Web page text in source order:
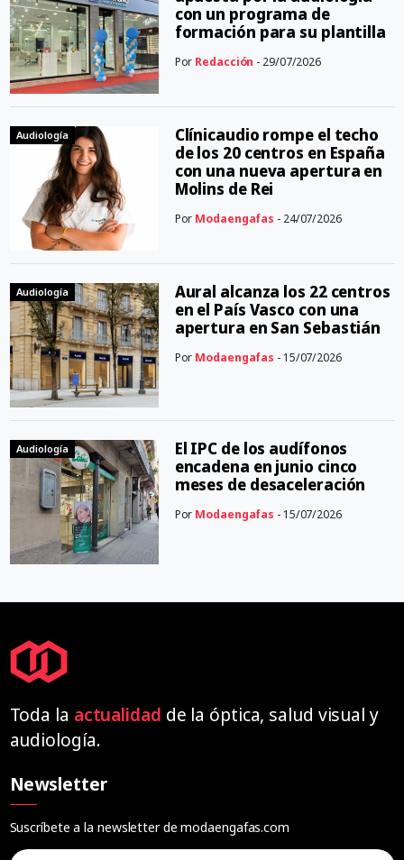
con un programa de
formación para su plantilla
Por Redacción - 29/07/2026
Audiología
Clínicaudio rompe el techo
de los 20 centros en España
con una nueva apertura en
Molins de Rei
Por Modaengafas - 24/07/2026
Audiología
Aural alcanza los 22 centros
en el País Vasco con una
apertura en San Sebastián
Por Modaengafas - 15/07/2026
Audiología
El IPC de los audífonos
encadena en junio cinco
meses de desaceleración
Por Modaengafas - 15/07/2026
Toda la actualidad de la óptica, salud visual y
audiología.
Newsletter
Suscríbete a la newsletter de modaengafas.com